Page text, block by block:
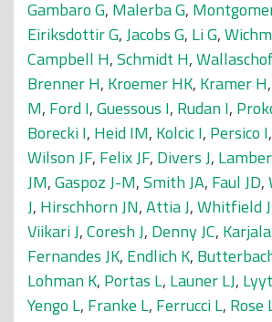
Gambaro G, Malerba G,
Eiriksdottir G,Jacobs G, Li G,
Campbell H,Schmidt H,
Brenner H, Kroemer HK, Kramer H,
M, Ford I,Guessous I, Rudan I,
Borecki I, Heid IM, Kolcic I, Persico I,
Wilson JF, Felix JF, Divers J,
JM,Gaspoz J-M,Smith JA, Faul JD,
J, Hirschhorn JN,Attia J,Whitfield
Viikari J,Coresh J, Denny JC,
Fernandes JK, Endlich K,
Lohman K, Portas L, Launer LJ,
Yengo L, Franke L, Ferrucci L, Rose